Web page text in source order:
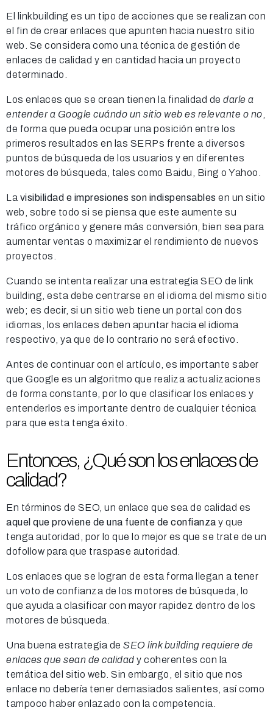
El linkbuilding es un tipo de acciones que se realizan con
el fin de crear enlaces que apunten hacia nuestro sitio
web. Se considera como una técnica de gestión de
enlaces de calidad y en cantidad hacia un proyecto
determinado.
Los enlaces que se crean tienen la finalidad de darle a
entender a Google cuándo un sitio web es relevante o no
de forma que pueda ocupar una posición entre los
primeros resultados en las SERPs frente a diversos
puntos de búsqueda de los usuarios y en diferentes
motores de búsqueda, tales como Baidu, Bing o Yahoo.
La visibilidad e impresiones son indispensables en un sitio
web, sobre todo si se piensa que este aumente su
tráfico orgánico y genere más conversión, bien sea para
aumentar ventas o maximizar el rendimiento de nuevos
proyectos.
Cuando se intenta realizar una estrategia SEO de link
building, esta debe centrarse en el idioma del mismo sitio
web; es decir, si un sitio web tiene un portal con dos
idiomas, los enlaces deben apuntar hacia el idioma
respectivo, ya que de lo contrario no será efectivo.
Antes de continuar con el artículo, es importante saber
que Google es un algoritmo que realiza actualizaciones
de forma constante, por lo que clasificar los enlaces y
entenderlos es importante dentro de cualquier técnica
para que esta tenga éxito.
Entonces, ¿Qué son los enlaces de
calidad?
En términos de SEO, un enlace que sea de calidad es
aquel que proviene de una fuente de confianza y que
tenga autoridad, por lo que lo mejor es que se trate de un
dofollow para que traspase autoridad.
Los enlaces que se logran de esta forma llegan a tener
un voto de confianza de los motores de búsqueda, lo
que ayuda a clasificar con mayor rapidez dentro de los
motores de búsqueda.
Una buena estrategia de SEO link building requiere de
enlaces que sean de calidad y coherentes con la
temática del sitio web. Sin embargo, el sitio que nos
enlace no debería tener demasiados salientes, así como
tampoco haber enlazado con la competencia.